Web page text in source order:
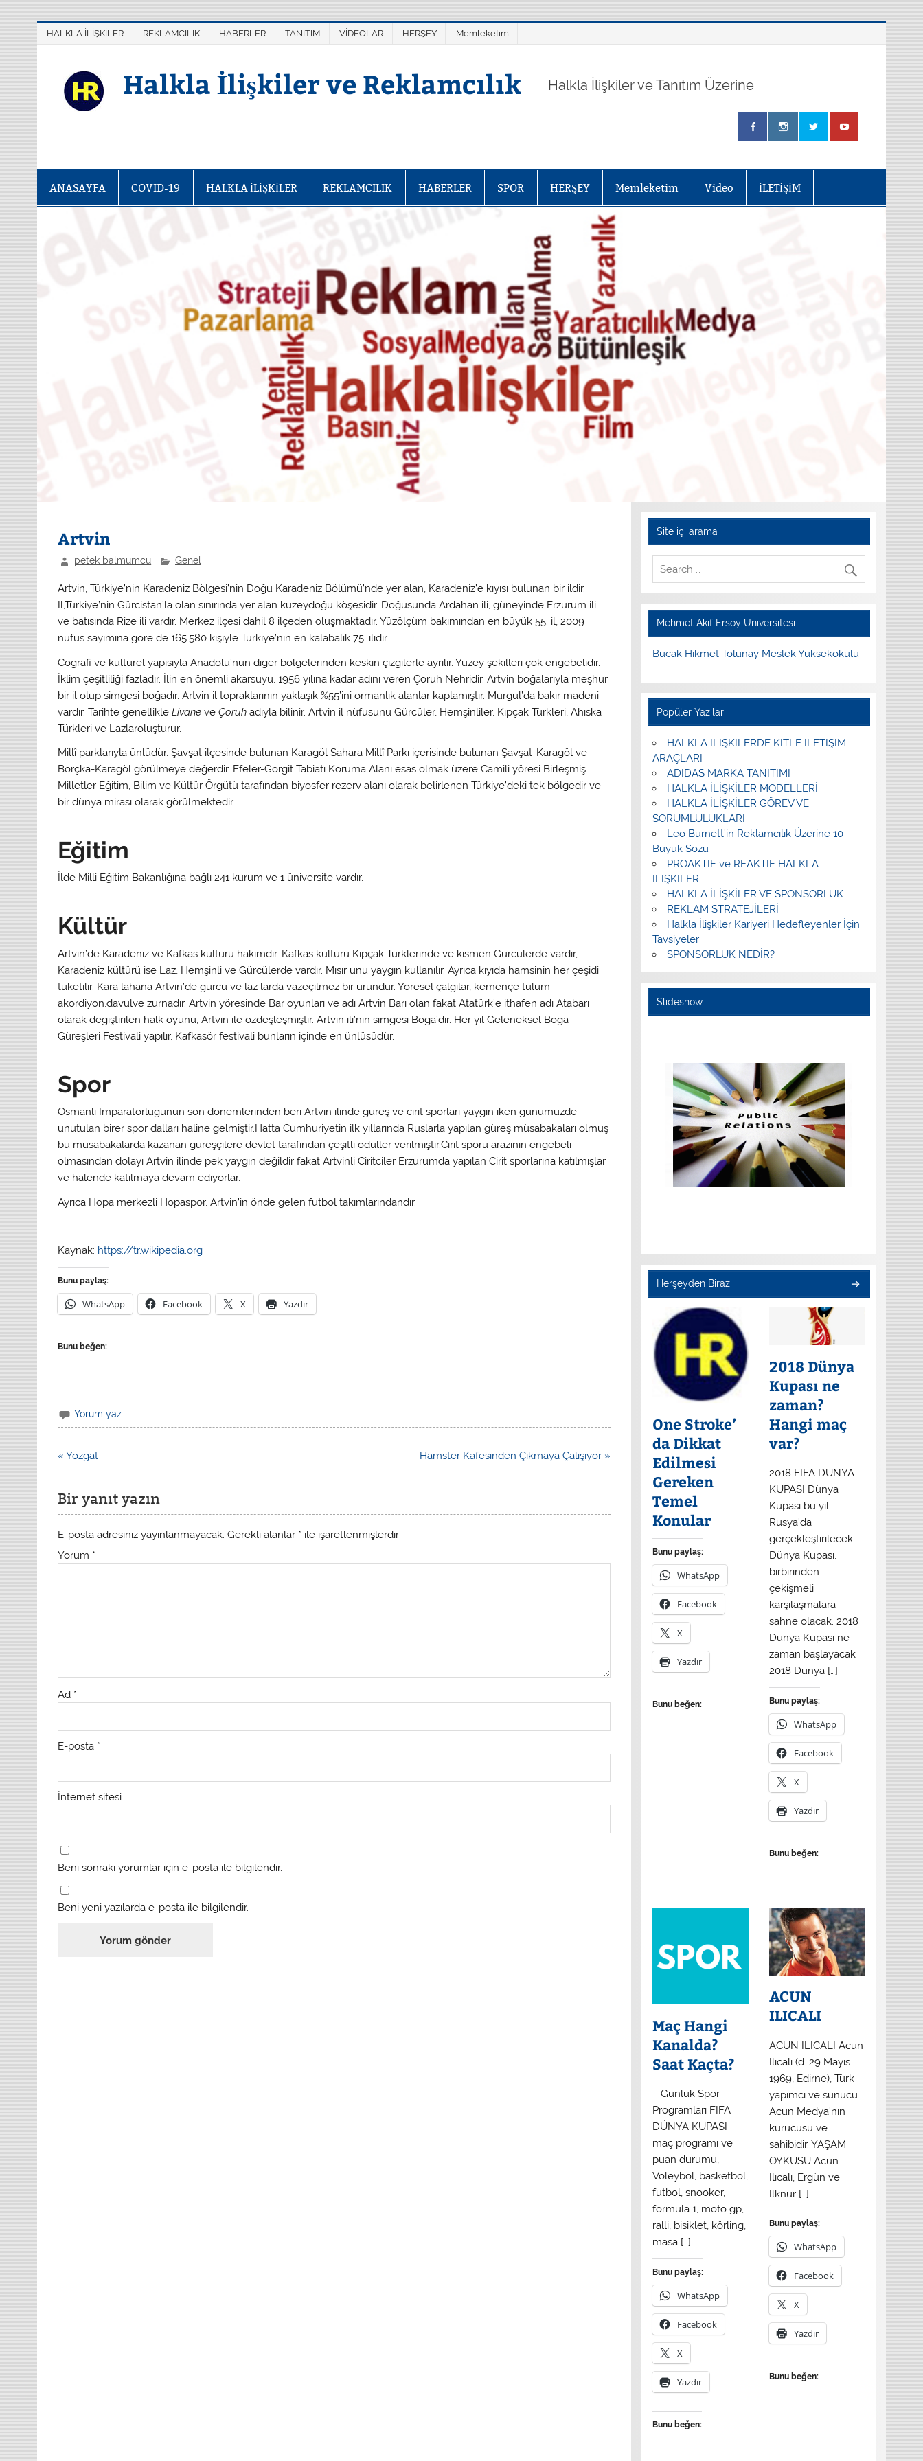
HALKLA İLİŞKİLER REKLAMCILIK HABERLER TANITIM VİDEOLAR HERŞEY Memleketim
Halkla İlişkiler ve Reklamcılık Halkla İlişkiler ve Tanıtım Üzerine
ANASAYFA COVID-19 HALKLA İLİŞKİLER REKLAMCILIK HABERLER SPOR HERŞEY Memleketim Video İLETİŞİM
Artvin
petek balmumcu Genel
Artvin, Türkiye’nin Karadeniz Bölgesi’nin Doğu Karadeniz Bölümü’nde yer alan, Karadeniz’e kıyısı bulunan bir ildir.
İl,Türkiye’nin Gürcistan’la olan sınırında yer alan kuzeydoğu köşesidir. Doğusunda Ardahan ili, güneyinde Erzurum ili
ve batısında Rize ili vardır. Merkez ilçesi dahil 8 ilçeden oluşmaktadır. Yüzölçüm bakımından en büyük 55. il, 2009
nüfus sayımına göre de 165.580 kişiyle Türkiye’nin en kalabalık 75. ilidir.
Coğrafi ve kültürel yapısıyla Anadolu’nun diğer bölgelerinden keskin çizgilerle ayrılır. Yüzey şekilleri çok engebelidir.
İklim çeşitliliği fazladır. İlin en önemli akarsuyu, 1956 yılına kadar adını veren Çoruh Nehridir. Artvin boğalarıyla meşhur
bir il olup simgesi boğadır. Artvin il topraklarının yaklaşık %55’ini ormanlık alanlar kaplamıştır. Murgul’da bakır madeni
vardır. Tarihte genellikleLivane veÇoruh adıyla bilinir. Artvin il nüfusunu Gürcüler, Hemşinliler, Kıpçak Türkleri, Ahıska
Türkleri ve Lazlaroluşturur.
Millî parklarıyla ünlüdür. Şavşat ilçesinde bulunan Karagöl Sahara Millî Parkı içerisinde bulunan Şavşat-Karagöl ve
Borçka-Karagöl görülmeye değerdir. Efeler-Gorgit Tabiatı Koruma Alanı esas olmak üzere Camili yöresi Birleşmiş
Milletler Eğitim, Bilim ve Kültür Örgütü tarafından biyosfer rezerv alanı olarak belirlenen Türkiye’deki tek bölgedir ve
bir dünya mirası olarak görülmektedir.
Eğitim
İlde Milli Eğitim Bakanlığına bağlı 241 kurum ve 1 üniversite vardır.
Kültür
Artvin’de Karadeniz ve Kafkas kültürü hakimdir. Kafkas kültürü Kıpçak Türklerinde ve kısmen Gürcülerde vardır,
Karadeniz kültürü ise Laz, Hemşinli ve Gürcülerde vardır. Mısır unu yaygın kullanılır. Ayrıca kıyıda hamsinin her çeşidi
tüketilir. Kara lahana Artvin’de gürcü ve laz larda vazeçilmez bir üründür. Yöresel çalgılar, kemençe tulum
akordiyon,davulve zurnadır. Artvin yöresinde Bar oyunları ve adı Artvin Barı olan fakat Atatürk’e ithafen adı Atabarı
olarak değiştirilen halk oyunu, Artvin ile özdeşleşmiştir. Artvin ili’nin simgesi Boğa’dır. Her yıl Geleneksel Boğa
Güreşleri Festivali yapılır, Kafkasör festivali bunların içinde en ünlüsüdür.
Spor
Osmanlı İmparatorluğunun son dönemlerinden beri Artvin ilinde güreş ve cirit sporları yaygın iken günümüzde
unutulan birer spor dalları haline gelmiştir.Hatta Cumhuriyetin ilk yıllarında Ruslarla yapılan güreş müsabakaları olmuş
bu müsabakalarda kazanan güreşçilere devlet tarafından çeşitli ödüller verilmiştir.Cirit sporu arazinin engebeli
olmasından dolayı Artvin ilinde pek yaygın değildir fakat Artvinli Ciritciler Erzurumda yapılan Cirit sporlarına katılmışlar
ve halende katılmaya devam ediyorlar.
Ayrıca Hopa merkezli Hopaspor, Artvin’in önde gelen futbol takımlarındandır.
Kaynak: https://tr.wikipedia.org
Bunu paylaş:
WhatsApp Facebook X Yazdır
Bunu beğen:
Yorum yaz
gezinmesi
« Yozgat Hamster Kafesinden Çıkmaya Çalışıyor »
Bir yanıt yazın
E-posta adresiniz yayınlanmayacak. Gerekli alanlar * ile işaretlenmişlerdir
Yorum *
Ad *
E-posta *
İnternet sitesi
Beni sonraki yorumlar için e-posta ile bilgilendir.
Beni yeni yazılarda e-posta ile bilgilendir.
Site içi arama
Mehmet Akif Ersoy Üniversitesi
Bucak Hikmet Tolunay Meslek Yüksekokulu
Popüler Yazılar
HALKLA İLİŞKİLERDE KİTLE İLETİŞİM
ARAÇLARI
ADIDAS MARKA TANITIMI
HALKLA İLİŞKİLER MODELLERİ
HALKLA İLİŞKİLER GÖREV VE
SORUMLULUKLARI
Leo Burnett’in Reklamcılık Üzerine 10
Büyük Sözü
PROAKTİF ve REAKTİF HALKLA
İLİŞKİLER
HALKLA İLİŞKİLER VE SPONSORLUK
REKLAM STRATEJİLERİ
Halkla İlişkiler Kariyeri Hedefleyenler İçin
Tavsiyeler
SPONSORLUK NEDİR?
Slideshow
Herşeyden Biraz
One Stroke’
da Dikkat
Edilmesi
Gereken
Temel
Konular
Bunu paylaş:
WhatsApp
Facebook
X
Yazdır
Bunu beğen:
2018 Dünya
Kupası ne
zaman?
Hangi maç
var?
2018 FIFA DÜNYA
KUPASI Dünya
Kupası bu yıl
Rusya’da
gerçekleştirilecek.
Dünya Kupası,
birbirinden
çekişmeli
karşılaşmalara
sahne olacak. 2018
Dünya Kupası ne
zaman başlayacak
2018 Dünya […]
Bunu paylaş:
WhatsApp
Facebook
X
Yazdır
Bunu beğen:
Maç Hangi
Kanalda?
Saat Kaçta?
​ Günlük Spor
Programları FIFA
DÜNYA KUPASI
maç programı ve
puan durumu,
Voleybol, basketbol,
futbol, snooker,
formula 1, moto gp,
ralli, bisiklet, körling,
masa […]
Bunu paylaş:
WhatsApp
Facebook
X
Yazdır
Bunu beğen:
ACUN
ILICALI
ACUN ILICALI Acun
Ilıcalı (d. 29 Mayıs
1969, Edirne), Türk
yapımcı ve sunucu.
Acun Medya’nın
kurucusu ve
sahibidir. YAŞAM
ÖYKÜSÜ Acun
Ilıcalı, Ergün ve
İlknur […]
Bunu paylaş:
WhatsApp
Facebook
X
Yazdır
Bunu beğen: